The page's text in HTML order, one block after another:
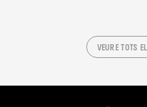
VEURE TOTS